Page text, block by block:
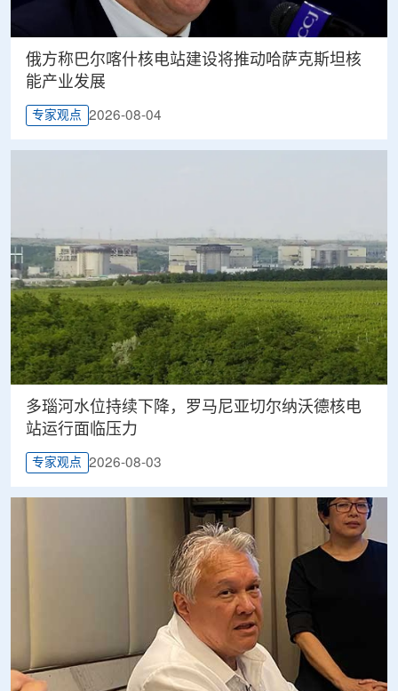
俄方称巴尔喀什核电站建设将推动哈萨克斯坦核
能产业发展
专家观点 2026-08-04
多瑙河水位持续下降，罗马尼亚切尔纳沃德核电
站运行面临压力
专家观点 2026-08-03